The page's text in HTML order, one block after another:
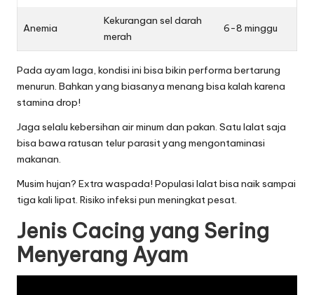
Anemia
Kekurangan sel darah
merah
6-8 minggu
Pada ayam laga, kondisi ini bisa bikin performa bertarung
menurun. Bahkan yang biasanya menang bisa kalah karena
stamina drop!
Jaga selalu kebersihan air minum dan pakan. Satu lalat saja
bisa bawa ratusan telur parasit yang mengontaminasi
makanan.
Musim hujan? Extra waspada! Populasi lalat bisa naik sampai
tiga kali lipat. Risiko infeksi pun meningkat pesat.
Jenis Cacing yang Sering
Menyerang Ayam